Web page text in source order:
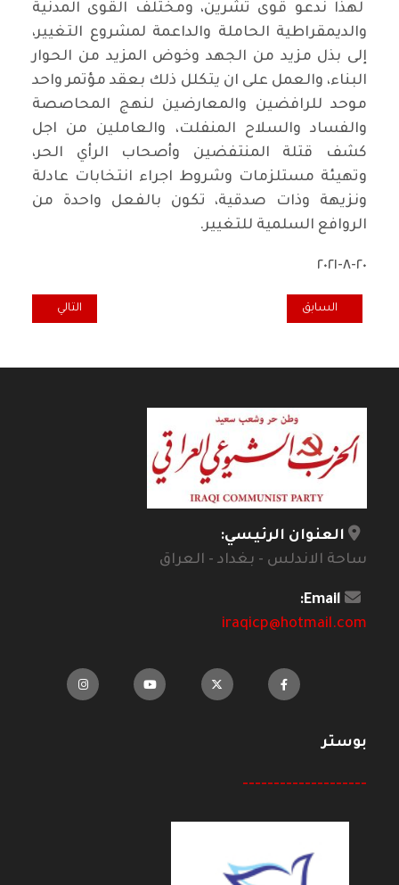
لهذا ندعو قوى تشرين، ومختلف القوى المدنية
والديمقراطية الحاملة والداعمة لمشروع التغيير،
إلى بذل مزيد من الجهد وخوض المزيد من الحوار
البناء، والعمل على ان يتكلل ذلك بعقد مؤتمر واحد
موحد للرافضين والمعارضين لنهج المحاصصة
والفساد والسلاح المنفلت، والعاملين من اجل
كشف قتلة المنتفضين وأصحاب الرأي الحر،
وتهيئة مستلزمات وشروط اجراء انتخابات عادلة
ونزيهة وذات صدقية، تكون بالفعل واحدة من
الروافع السلمية للتغيير.
٢٠-٨-٢٠٢١
المقال السابق: اعتداء آثم جبان على مقر حزبنا الشيوعي في النجف
السابق المقال التالي:
التالي
العنوان الرئيسي:
ساحة الاندلس - بغداد - العراق
Email:
iraqicp@hotmail.com
بوستر
--------------------